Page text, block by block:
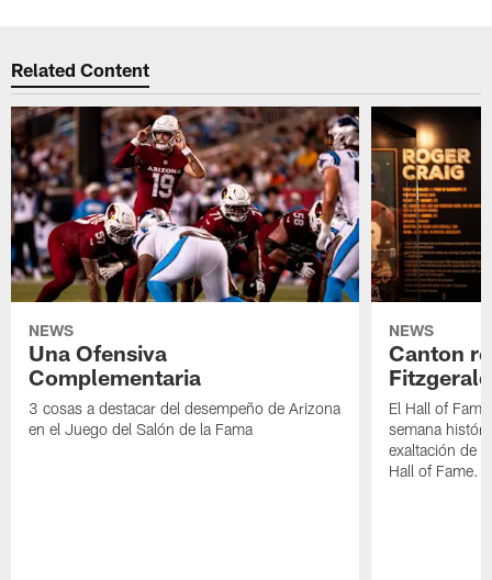
Related Content
NEWS
Una Ofensiva
Complementaria
3 cosas a destacar del desempeño de Arizona
en el Juego del Salón de la Fama
NEWS
Canton
El Hall of
semana
exaltación de
Hall of Fame.